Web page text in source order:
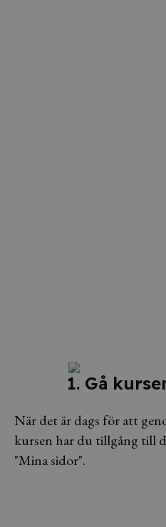
1. Gå
När det är dags för att
kursen har du tillgång till
"Mina sidor".